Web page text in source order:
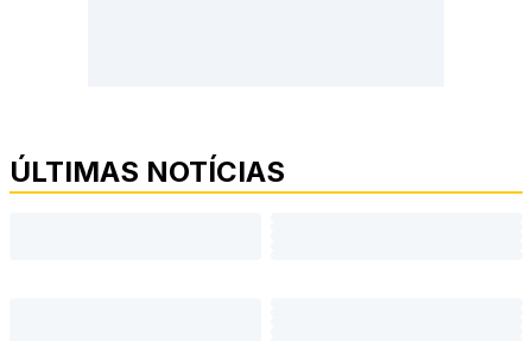
ÚLTIMAS NOTÍCIAS